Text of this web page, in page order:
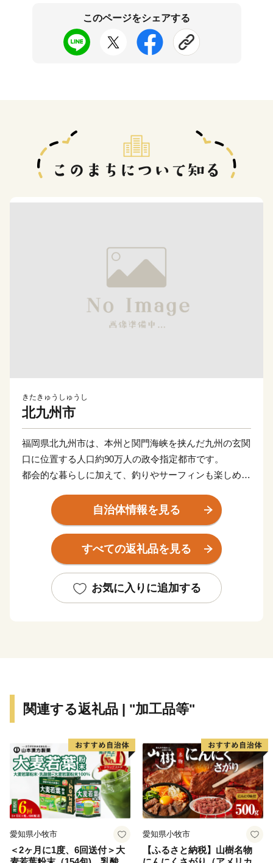
このページをシェアする
きたきゅうしゅうし
北九州市
福岡県北九州市は、本州と関門海峡を挟んだ九州の玄関
口に位置する人口約90万人の政令指定都市です。
都会的な暮らしに加えて、釣りやサーフィンも楽しめる
まれた、地方暮らしの両方を楽しめる都市です。
関門海峡ふぐ刺身・シャボン玉石けん・肉うどん・辛子
明太子など本市ならではの返礼品に加え、黒毛和牛・ウ
ナギ・カニなど全国的に人気の返礼品も豊富に揃えてい
ふるさと納税を通じて、ぜひ北九州市の魅力をご体感く
ださい！
自治体情報を見る
すべての返礼品を見る
お気に入りに追加する
関連する返礼品 | "加工品等"
愛知県小牧市
＜2ヶ月に1度、6回送付＞大
愛知県小牧市
【ふるさと納税】山樹名物